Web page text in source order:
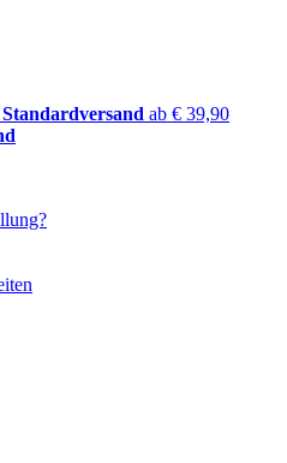
ab € 39,90